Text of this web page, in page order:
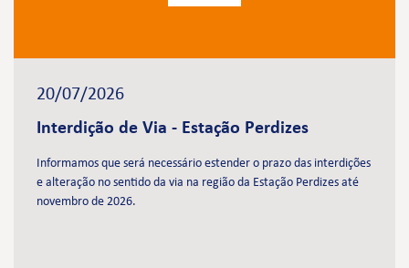
20/07/2026
Interdição de Via - Estação Perdizes
Informamos que será necessário estender o prazo das interdições
e alteração no sentido da via na região da Estação Perdizes até
novembro de 2026.